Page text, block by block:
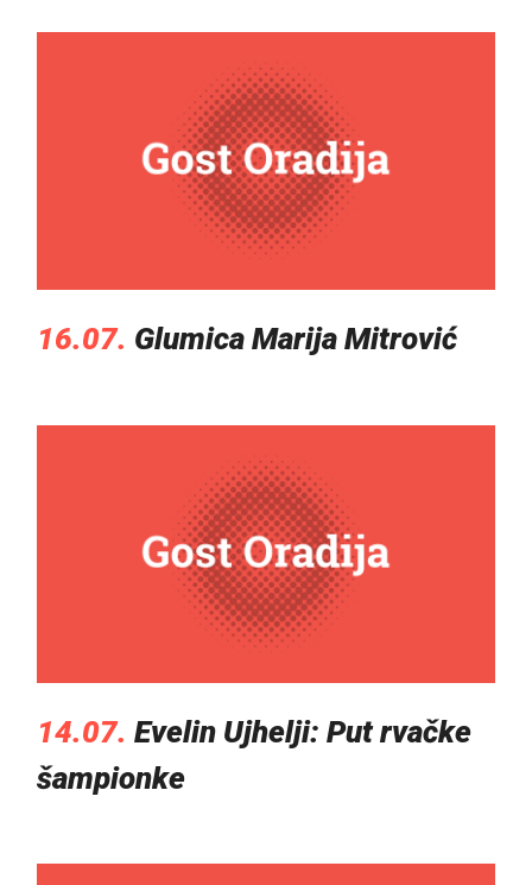
16.07. Glumica Marija Mitrović
14.07. Evelin Ujhelji: Put rvačke
šampionke